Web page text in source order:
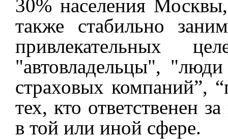
30% населения
также стабильно
привлекательных
"автовладельцы",
страховых компаний”,
тех, кто ответственен
в той или иной сфере.